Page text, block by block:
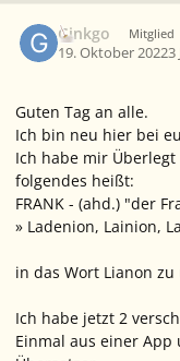
Ginkgo Mitglied
19. Oktober 20223
Guten Tag an alle.
Ich bin neu hier bei
Ich habe mir
folgendes heißt:
FRANK - (ahd.) "der
» Ladenion, Lainion,
in das Wort Lianon
Ich habe jetzt 2
Einmal aus einer